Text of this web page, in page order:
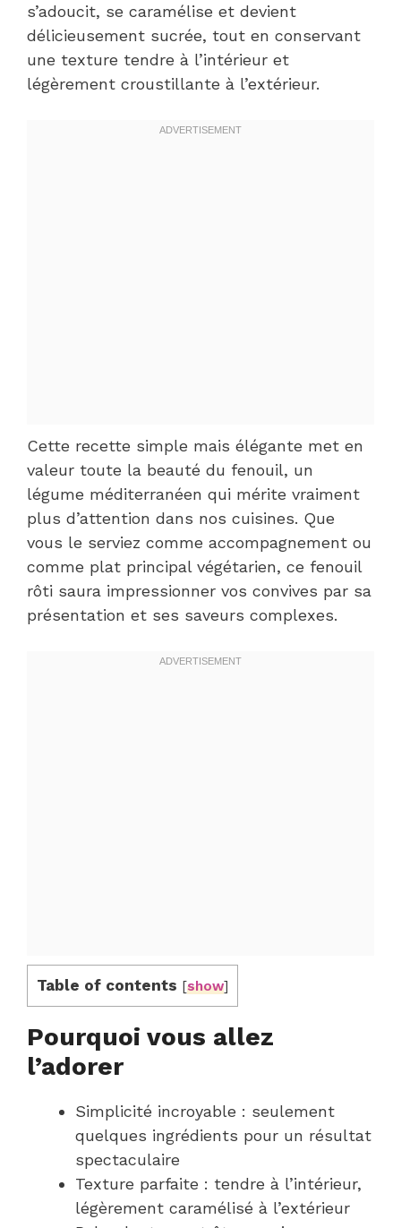
s’adoucit, se caramélise et devient
délicieusement sucrée, tout en conservant
une texture tendre à l’intérieur et
légèrement croustillante à l’extérieur.
Cette recette simple mais élégante met en
valeur toute la beauté du fenouil, un
légume méditerranéen qui mérite vraiment
plus d’attention dans nos cuisines. Que
vous le serviez comme accompagnement ou
comme plat principal végétarien, ce fenouil
rôti saura impressionner vos convives par sa
présentation et ses saveurs complexes.
Table of contents [show]
Pourquoi vous allez
l’adorer
Simplicité incroyable : seulement
quelques ingrédients pour un résultat
spectaculaire
Texture parfaite : tendre à l’intérieur,
légèrement caramélisé à l’extérieur